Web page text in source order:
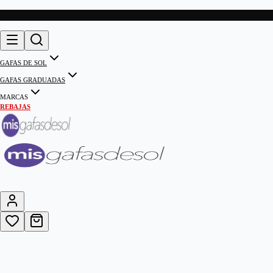
GAFAS DE SOL
GAFAS GRADUADAS
MARCAS
REBAJAS